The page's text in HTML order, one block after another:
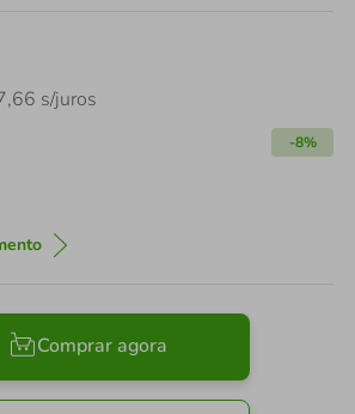
,66 s/juros
-8%
Comprar agora